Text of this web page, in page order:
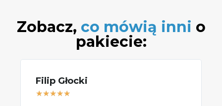
Zobacz, co mówią inni o
pakiecie:
Filip Głocki
★★★★★